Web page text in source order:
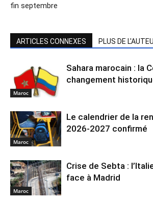
fin septembre
ARTICLES CONNEXES PLUS DE
Maroc
Sahara marocain : la
changement
Maroc
Le calendrier de la
2026-2027 confirmé
Maroc
Crise de Sebta :
face à Madrid